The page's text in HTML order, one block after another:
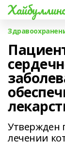
Утвержден
лечении